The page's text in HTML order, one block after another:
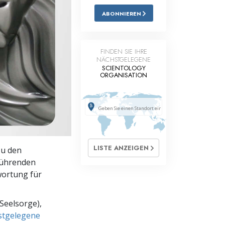
Antworten auf das Drogenproblem
Werkzeuge für den Arbeitsplatz
Ethik und die Zustände
Die Ursache von Unterdrückung
Ermittlungen
Grundlagen des Organisierens
Die Grundlagen von Public Relations
den
für
ABONNIEREN
FINDEN SIE IHRE
NÄCHSTGELEGENE
SCIENTOLOGY
ORGANISATION
LISTE ANZEIGEN